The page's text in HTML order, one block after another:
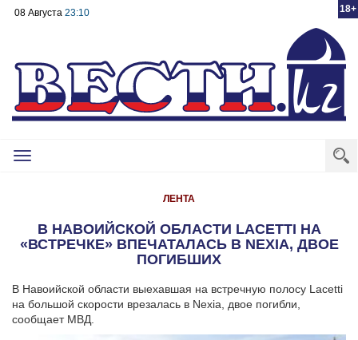
18+
08 Августа 23:10
Toggle
ЛЕНТА
В НАВОИЙСКОЙ ОБЛАСТИ LACETTI НА
«ВСТРЕЧКЕ» ВПЕЧАТАЛАСЬ В NEXIA, ДВОЕ
ПОГИБШИХ
В Навоийской области выехавшая на встречную полосу Lacetti
на большой скорости врезалась в Nexia, двое погибли,
сообщает МВД.